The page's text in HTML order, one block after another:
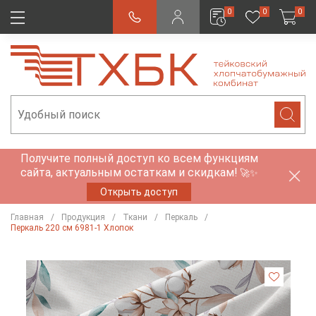
0 0 0
Получите полный доступ ко всем функциям
сайта, актуальным остаткам и скидкам! 🚀✨
Открыть доступ
Главная Продукция Ткани
Перкаль
Перкаль 220 см 6981-1 Хлопок